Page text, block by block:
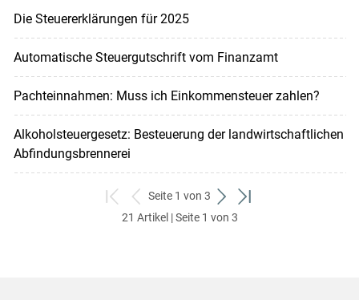
Die Steuererklärungen für 2025
Automatische Steuergutschrift vom Finanzamt
Pachteinnahmen: Muss ich Einkommensteuer zahlen?
Alkoholsteuergesetz: Besteuerung der landwirtschaftlichen
Abfindungsbrennerei
zum
ersten
zurück
zum
Seite 1 von 3
weiter
zum
zum
21 Artikel | Seite 1 von 3